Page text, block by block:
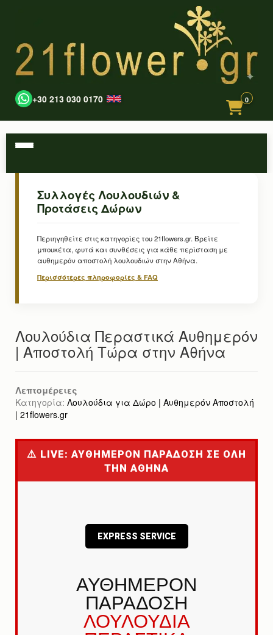
+30 213 030 0170 0
Συλλογές Λουλουδιών &
Προτάσεις Δώρων
Περιηγηθείτε στις κατηγορίες του 21flowers.gr. Βρείτε
μπουκέτα, φυτά και συνθέσεις για κάθε περίσταση με
αυθημερόν αποστολή λουλουδιών στην Αθήνα.
Περισσότερες πληροφορίες & FAQ
Λουλούδια Περαστικά Αυθημερόν
| Αποστολή Τώρα στην Αθήνα
Λεπτομέρειες
Κατηγορία: Λουλούδια για Δώρο | Αυθημερόν Αποστολή
| 21flowers.gr
⚠️ LIVE: ΑΥΘΗΜΕΡΟΝ ΠΑΡΑΔΟΣΗ ΣΕ ΟΛΗ
ΤΗΝ ΑΘΗΝΑ
EXPRESS SERVICE
ΑΥΘΗΜΕΡΟΝ
ΠΑΡΑΔΟΣΗ
ΛΟΥΛΟΥΔΙΑ